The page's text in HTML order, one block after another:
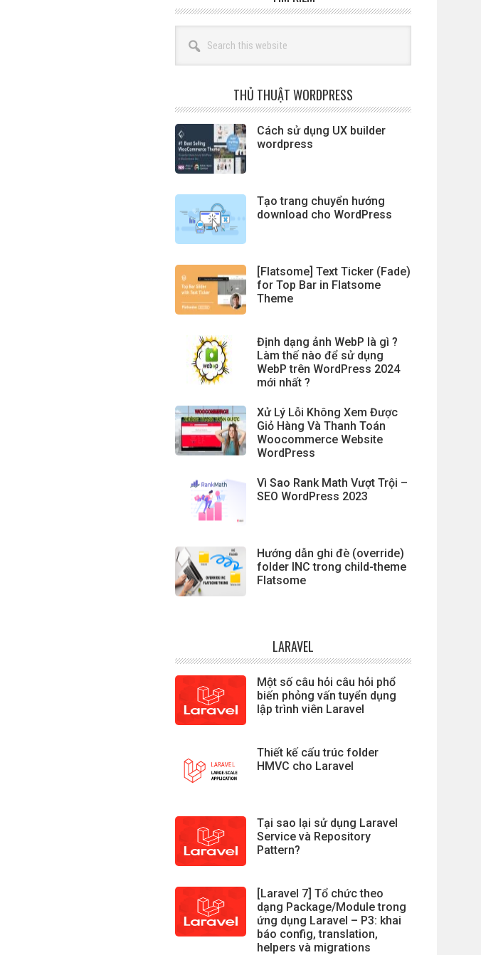
this
website
THỦ THUẬT WORDPRESS
Cách sử dụng UX builder
wordpress
Tạo trang chuyển hướng
download cho WordPress
[Flatsome] Text Ticker (Fade)
for Top Bar in Flatsome
Theme
Định dạng ảnh WebP là gì ?
Làm thế nào để sử dụng
WebP trên WordPress 2024
mới nhất ?
Xử Lý Lỗi Không Xem Được
Giỏ Hàng Và Thanh Toán
Woocommerce Website
WordPress
Vì Sao Rank Math Vượt Trội –
SEO WordPress 2023
Hướng dẫn ghi đè (override)
folder INC trong child-theme
Flatsome
LARAVEL
Một số câu hỏi câu hỏi phổ
biến phỏng vấn tuyển dụng
lập trình viên Laravel
Thiết kế cấu trúc folder
HMVC cho Laravel
Tại sao lại sử dụng Laravel
Service và Repository
Pattern?
[Laravel 7] Tổ chức theo
dạng Package/Module trong
ứng dụng Laravel – P3: khai
báo config, translation,
helpers và migrations